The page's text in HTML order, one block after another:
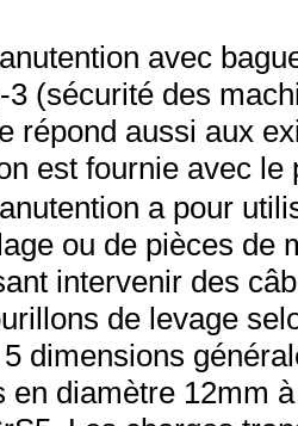
avec
(sécurité des
répond aussi aux
est fournie avec
a pour
ou de pièces
intervenir des
de levage
dimensions
en diamètre 12mm